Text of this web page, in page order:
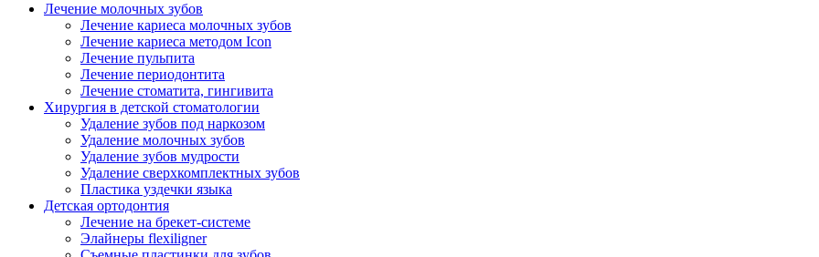
Лечение молочных зубов
Лечение кариеса молочных зубов
Лечение кариеса методом Icon
Лечение пульпита
Лечение периодонтита
Лечение стоматита, гингивита
Хирургия в детской стоматологии
Удаление зубов под наркозом
Удаление молочных зубов
Удаление зубов мудрости
Удаление сверхкомплектных зубов
Пластика уздечки языка
Детская ортодонтия
Лечение на брекет-системе
Элайнеры flexiligner